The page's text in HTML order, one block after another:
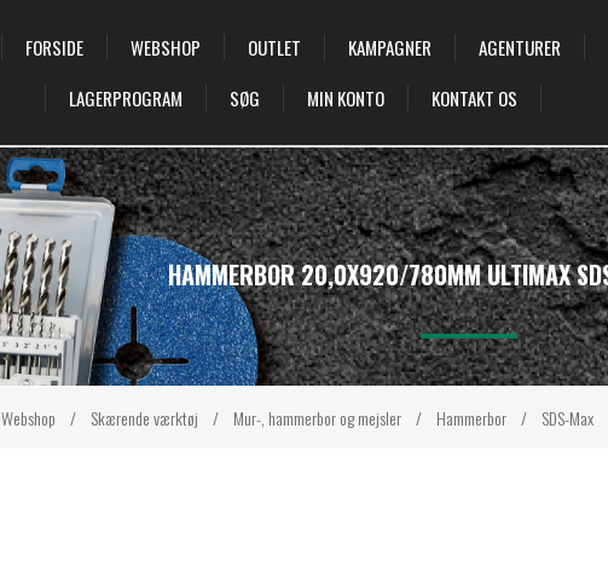
FORSIDE WEBSHOP OUTLET KAMPAGNER
AGENTURER
LAGERPROGRAM
SØG MIN KONTO KONTAKT OS
Webshop / Skærende værktøj / Mur-, hammerbor og mejsler / Hammerbor / SDS-Max
HAMMERBOR 20,0X920/780MM ULTIMAX